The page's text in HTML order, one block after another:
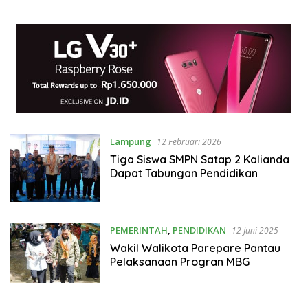
Lampung 12 Februari 2026
Tiga Siswa SMPN Satap 2 Kalianda
Dapat Tabungan Pendidikan
PEMERINTAH, PENDIDIKAN 12 Juni 2025
Wakil Walikota Parepare Pantau
Pelaksanaan Progran MBG